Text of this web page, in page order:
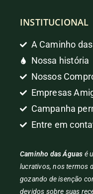
INSTITUCIONAL
A Caminho
Nossa história
Nossos
Empresas
Campanha
Entre em
Caminho das Águas é
lucrativos, nos termos
gozando de isenção
devidos sobre suas